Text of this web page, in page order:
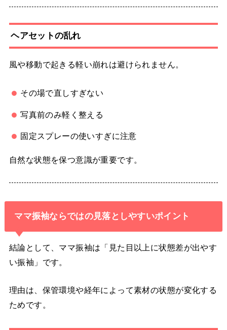
ヘアセットの乱れ
風や移動で起きる軽い崩れは避けられません。
その場で直しすぎない
写真前のみ軽く整える
固定スプレーの使いすぎに注意
自然な状態を保つ意識が重要です。
ママ振袖ならではの見落としやすいポイント
結論として、ママ振袖は「見た目以上に状態差が出やす
い振袖」です。
理由は、保管環境や経年によって素材の状態が変化する
ためです。